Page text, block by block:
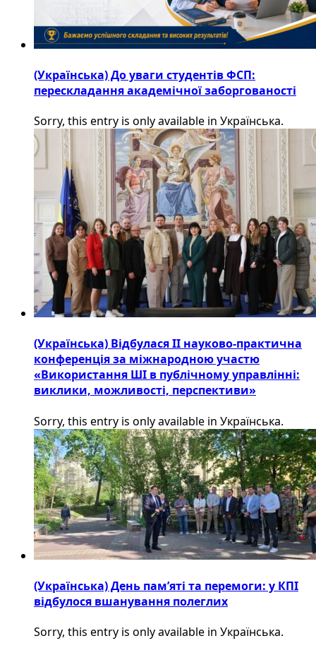
(Українська) До уваги студентів ФСП:
перескладання академічної заборгованості
Sorry, this entry is only available in Українська.
(Українська) Відбулася ІІ науково-практична
конференція за міжнародною участю
«Використання ШІ в публічному управлінні:
виклики, можливості, перспективи»
Sorry, this entry is only available in Українська.
(Українська) День пам’яті та перемоги: у КПІ
відбулося вшанування полеглих
Sorry, this entry is only available in Українська.